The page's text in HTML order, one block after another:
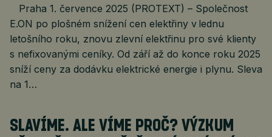
Praha 1. července 2025 (PROTEXT) – Společnost
E.ON po plošném snížení cen elektřiny v lednu
letošního roku, znovu zlevní elektřinu pro své klienty
s nefixovanými ceníky. Od září až do konce roku 2025
sníží ceny za dodávku elektrické energie i plynu. Sleva
na 1…
SLAVÍME. ALE VÍME PROČ? VÝZKUM